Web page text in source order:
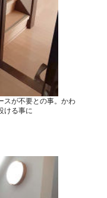
スが不要との事。かわ
ける事に